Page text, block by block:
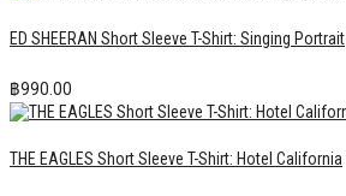
ED SHEERAN Short Sleeve T-Shirt: Singing Portrait
฿990.00
THE EAGLES Short Sleeve T-Shirt: Hotel California